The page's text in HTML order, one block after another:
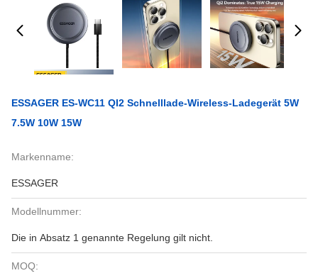
ESSAGER ES-WC11 QI2 Schnelllade-Wireless-Ladegerät 5W
7.5W 10W 15W
Markenname:
ESSAGER
Modellnummer:
Die in Absatz 1 genannte Regelung gilt nicht.
MOQ: